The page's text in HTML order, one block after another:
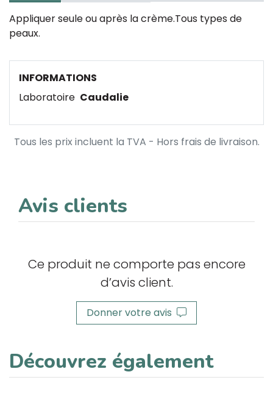
Appliquer seule ou après la crème.Tous types de
peaux.
INFORMATIONS
Laboratoire Caudalie
Tous les prix incluent la TVA - Hors frais de livraison.
Avis clients
Ce produit ne comporte pas encore
d’avis client.
Donner votre avis
Découvrez également